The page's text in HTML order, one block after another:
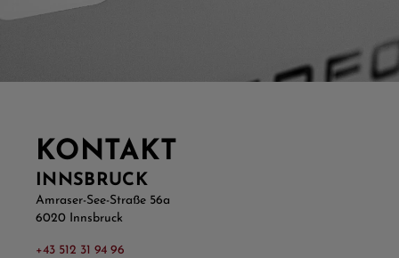
KONTAKT
INNSBRUCK
Amraser-See-Straße 56a
6020 Innsbruck
+43 512 31 94 96